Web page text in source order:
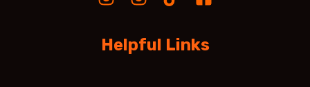
Helpful Links